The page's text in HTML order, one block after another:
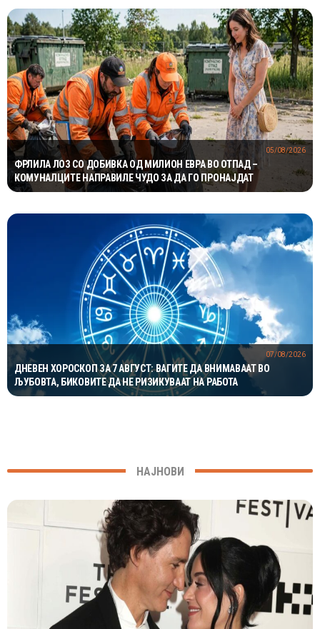
ФРЛИЛА ЛОЗ СО ДОБИВКА ОД МИЛИОН ЕВРА ВО ОТПАД –
КОМУНАЛЦИТЕ НАПРАВИЛЕ ЧУДО ЗА ДА ГО ПРОНАЈДАТ
05/08/2026
ДНЕВЕН ХОРОСКОП ЗА 7 АВГУСТ: ВАГИТЕ ДА ВНИМАВААТ ВО
ЉУБОВТА, БИКОВИТЕ ДА НЕ РИЗИКУВААТ НА РАБОТА
07/08/2026
НАЈНОВИ